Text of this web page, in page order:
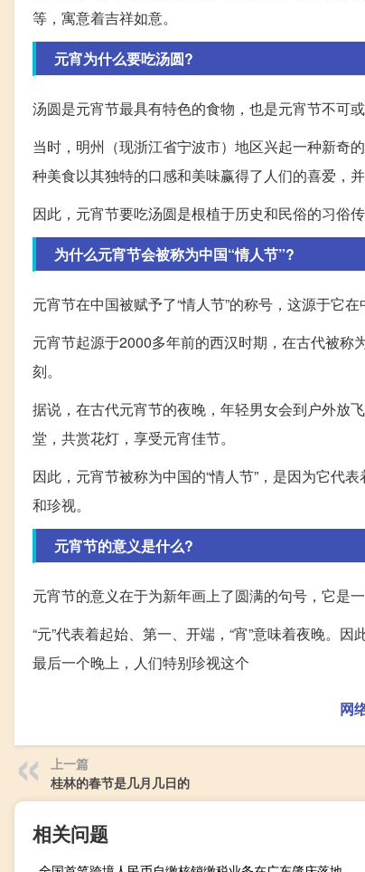
等，寓意着吉祥如意。
元宵为什么要吃汤圆?
汤圆是元宵节最具有特色的食物，也是元宵节不可
当时，明州（现浙江省宁波市）地区兴起一种新奇
种美食以其独特的口感和美味赢得了人们的喜爱，
因此，元宵节要吃汤圆是根植于历史和民俗的习俗
为什么元宵节会被称为中国“情人节”?
元宵节在中国被赋予了“情人节”的称号，这源于它
元宵节起源于2000多年前的西汉时期，在古代被称
刻。
据说，在古代元宵节的夜晚，年轻男女会到户外放
堂，共赏花灯，享受元宵佳节。
因此，元宵节被称为中国的“情人节”，是因为它代
和珍视。
元宵节的意义是什么?
元宵节的意义在于为新年画上了圆满的句号，它是
“元”代表着起始、第一、开端，“宵”意味着夜晚。
最后一个晚上，人们特别珍视这个
网
上一篇
桂林的春节是几月几日的
相关问题